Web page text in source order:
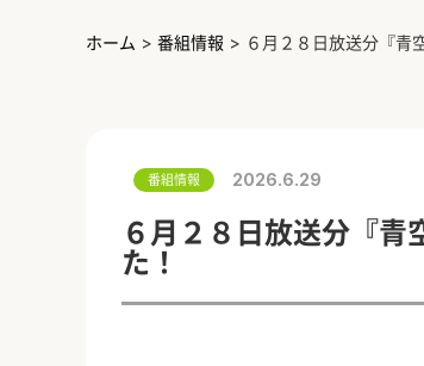
ホーム > 番組情報 > ６月２８日放送分『青
番組情報 2026.6.29
６月２８日放送分『青
た！